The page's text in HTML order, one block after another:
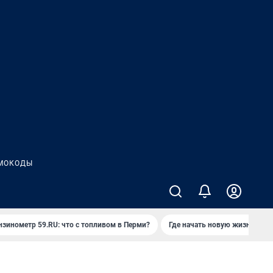
59.RU: что с топливом в Перми? Где начать новую жизнь